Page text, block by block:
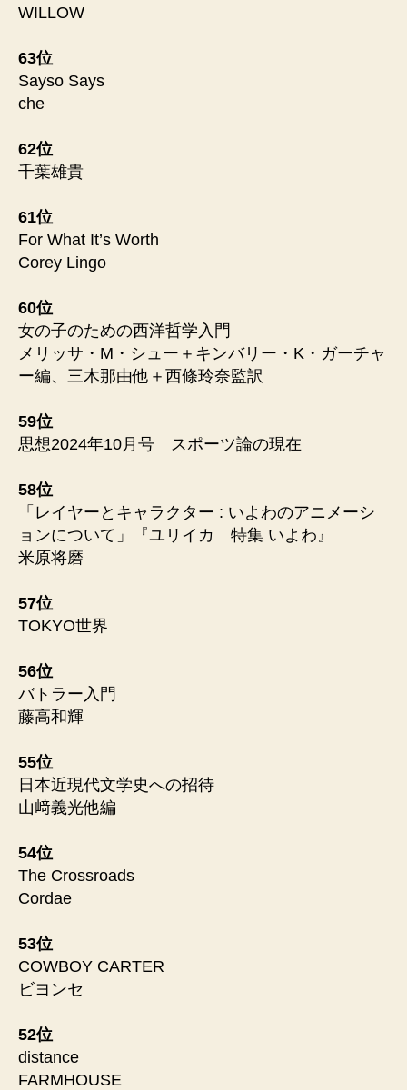
WILLOW
63位
Sayso Says
che
62位
千葉雄貴
61位
For What It’s Worth
Corey Lingo
60位
女の子のための西洋哲学入門
メリッサ・M・シュー＋キンバリー・K・ガーチャ
ー編、三木那由他＋西條玲奈監訳
59位
思想2024年10月号 スポーツ論の現在
58位
「レイヤーとキャラクター : いよわのアニメーシ
ョンについて」『ユリイカ 特集 いよわ』
米原将磨
57位
TOKYO世界
56位
バトラー入門
藤高和輝
55位
日本近現代文学史への招待
山﨑義光他編
54位
The Crossroads
Cordae
53位
COWBOY CARTER
ビヨンセ
52位
distance
FARMHOUSE